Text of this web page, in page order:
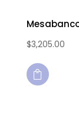
$3,205.00
